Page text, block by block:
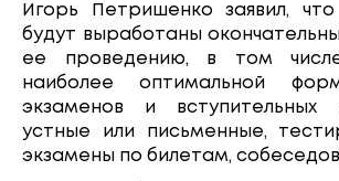
Игорь Петришенко заявил,
будут выработаны
ее проведению, в том
наиболее оптимальной
экзаменов и вступительных
устные или письменные,
экзамены по билетам,